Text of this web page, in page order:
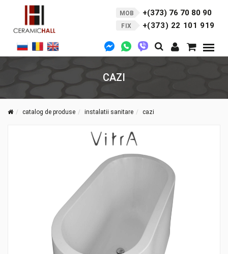
MOB +(373) 76 70 80 90
FIX +(373) 22 101 919
CAZI
catalog de produse instalatii sanitare cazi